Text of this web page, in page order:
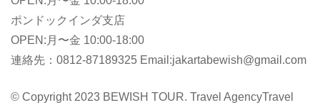
ポンドックインダ支店
OPEN:月〜金 10:00-18:00
連絡先：0812-87189325 Email:jakartabewish@gmail.com
© Copyright 2023 BEWISH TOUR. Travel AgencyTravel